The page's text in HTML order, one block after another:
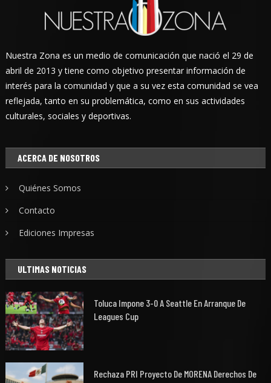
Nuestra Zona es un medio de comunicación que nació el 29 de
abril de 2013 y tiene como objetivo presentar información de
interés para la comunidad y que a su vez esta comunidad se vea
reflejada, tanto en su problemática, como en sus actividades
culturales, sociales y deportivas.
ACERCA DE NOSOTROS
Quiénes Somos
Contacto
Ediciones Impresas
ULTIMAS NOTICIAS
Toluca Impone 3-0 A Seattle En Arranque De
Leagues Cup
Rechaza PRI Proyecto De MORENA Derechos De